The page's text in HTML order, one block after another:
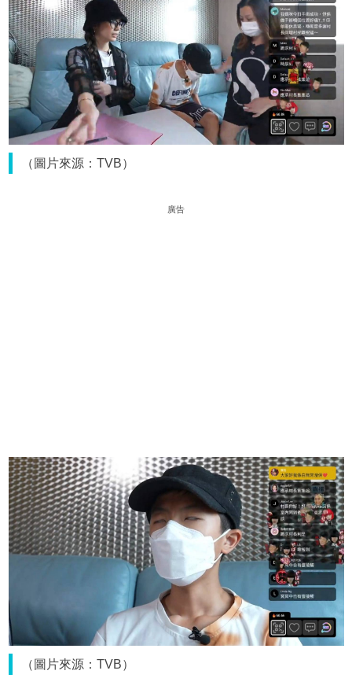
（圖片來源：TVB）
廣告
（圖片來源：TVB）